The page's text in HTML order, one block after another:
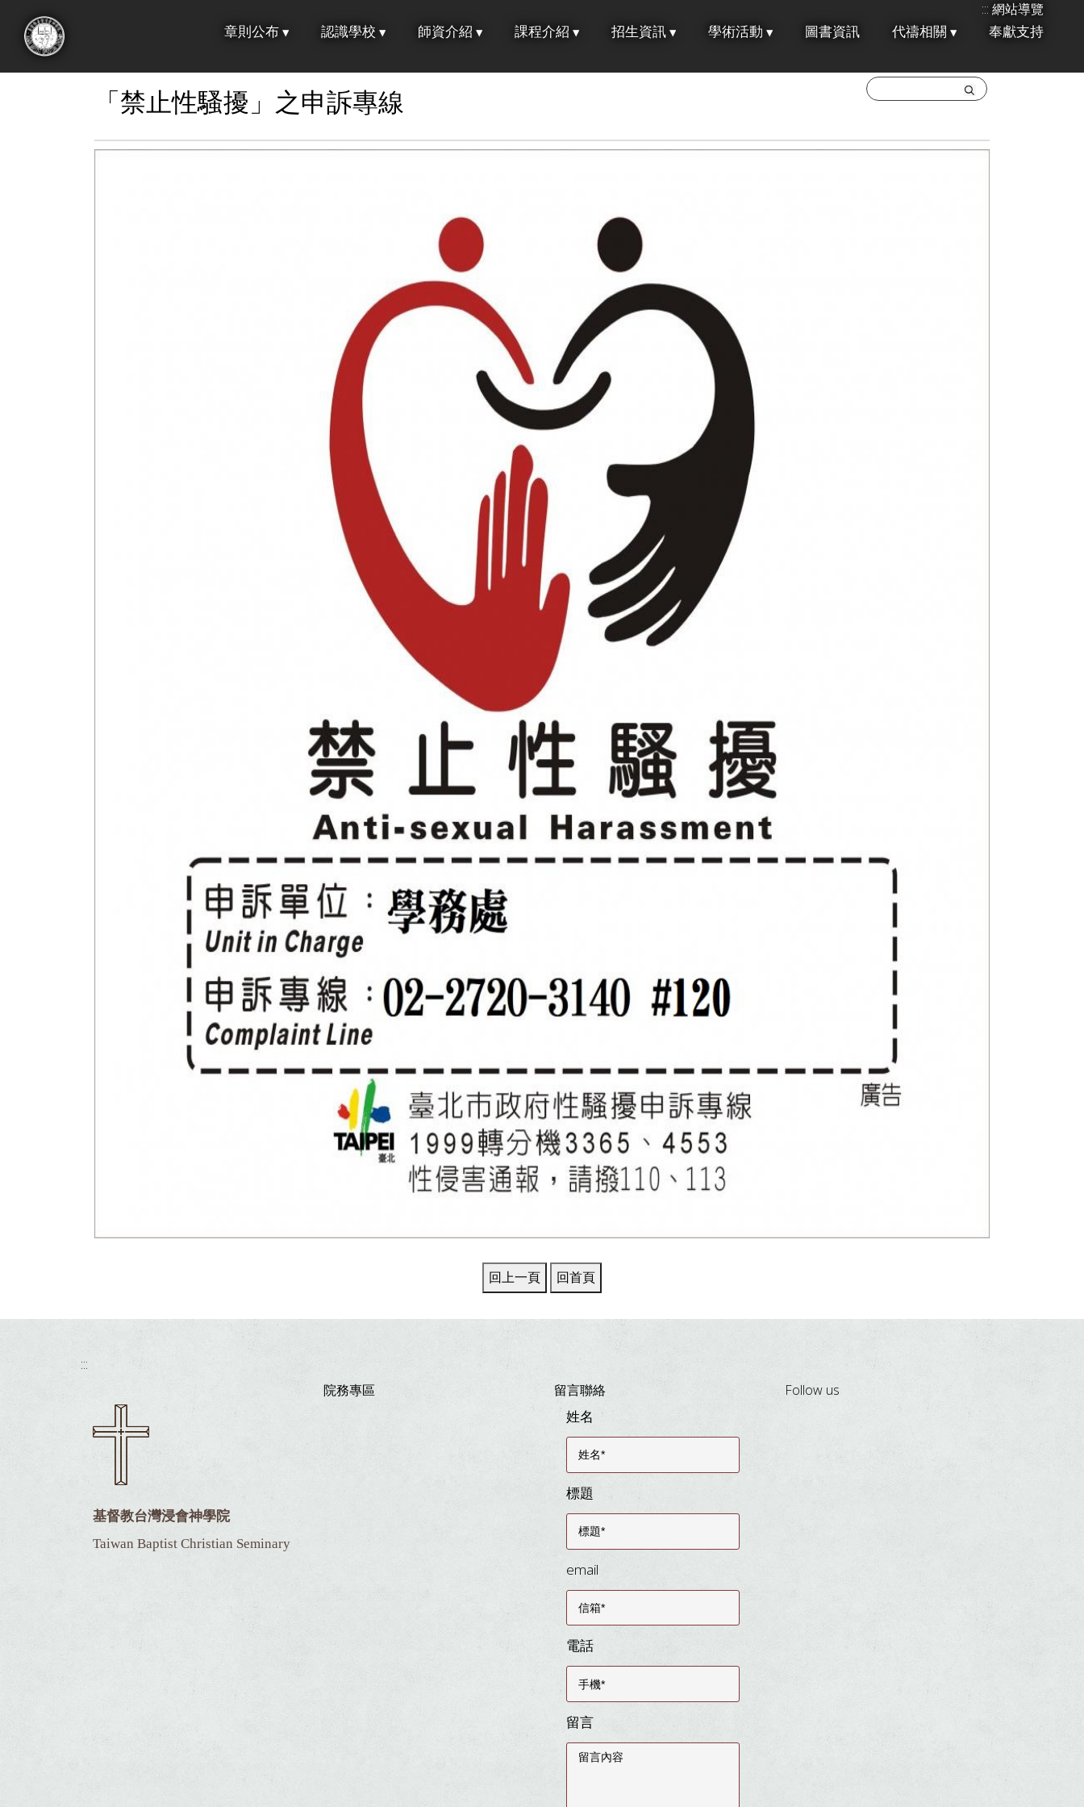
::: 網站導覽
章則公布 認識學校 師資介紹 課程介紹 招生資訊 學術活動 圖書資訊 代禱相關 奉獻支持
「禁止性騷擾」之申訴專線
:::
基督教台灣浸會神學院
Taiwan Baptist Christian Seminary
院務專區 留言聯絡
姓名
標題
email
電話
留言
Follow us